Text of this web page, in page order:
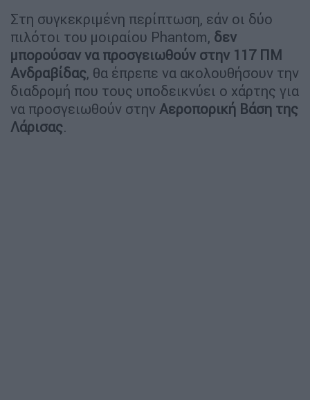
Στη συγκεκριμένη περίπτωση, εάν οι δύο
πιλότοι του μοιραίου Phantom, δεν
μπορούσαν να προσγειωθούν στην 117 ΠΜ
Ανδραβίδας, θα έπρεπε να ακολουθήσουν την
διαδρομή που τους υποδεικνύει ο χάρτης για
να προσγειωθούν στην Αεροπορική Βάση της
Λάρισας.